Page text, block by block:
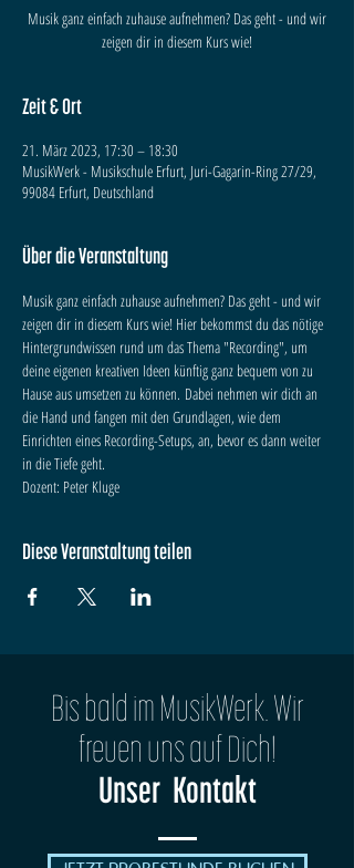
Musik ganz einfach zuhause aufnehmen? Das geht - und wir
zeigen dir in diesem Kurs wie!
Zeit & Ort
21. März 2023, 17:30 – 18:30
MusikWerk - Musikschule Erfurt, Juri-Gagarin-Ring 27/29,
99084 Erfurt, Deutschland
Über die Veranstaltung
Musik ganz einfach zuhause aufnehmen? Das geht - und wir
zeigen dir in diesem Kurs wie! Hier bekommst du das nötige
Hintergrundwissen rund um das Thema "Recording", um
deine eigenen kreativen Ideen künftig ganz bequem von zu
Hause aus umsetzen zu können. Dabei nehmen wir dich an
die Hand und fangen mit den Grundlagen, wie dem
Einrichten eines Recording-Setups, an, bevor es dann weiter
in die Tiefe geht.
Dozent: Peter Kluge
Diese Veranstaltung teilen
Bis bald im MusikWerk. Wir
freuen uns auf Dich!
Unser Kontakt